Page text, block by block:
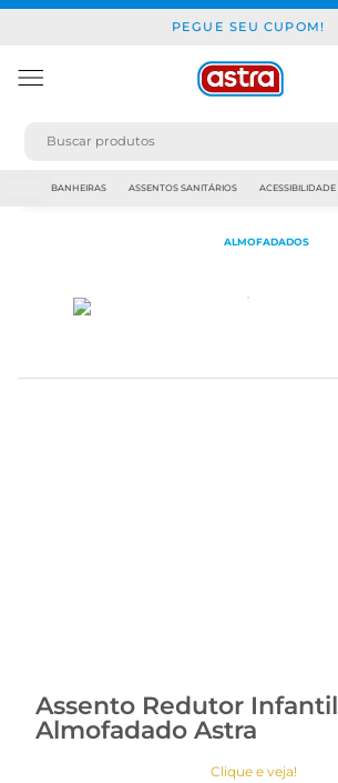
PEGUE SEU CUPOM!
BANHEIRAS ASSENTOS SANITÁRIOS ACESSIBILIDADE
ALMOFADADOS
Assento Redutor Infantil
Almofadado Astra
Clique e veja!